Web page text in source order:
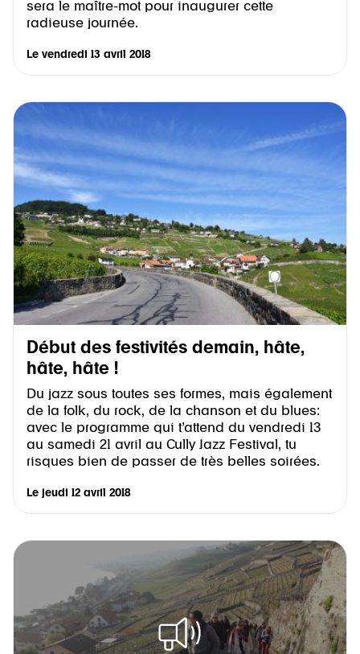
sera le maître-mot pour inaugurer cette
radieuse journée.
Le vendredi 13 avril 2018
Début des festivités demain, hâte,
hâte, hâte !
Du jazz sous toutes ses formes, mais également
de la folk, du rock, de la chanson et du blues:
avec le programme qui t’attend du vendredi 13
au samedi 21 avril au Cully Jazz Festival, tu
risques bien de passer de très belles soirées.
Le jeudi 12 avril 2018